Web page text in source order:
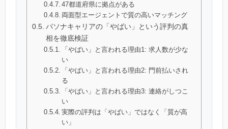
47都道府県に拠点がある
両面型エージェントで質の高いマッチング
パソナキャリアの「やばい」という評判の真
相を徹底検証
「やばい」と言われる理由1: 求人数が少な
い
「やばい」と言われる理由2: 門前払いされ
る
「やばい」と言われる理由3: 連絡がしつこ
い
実際の評判は「やばい」ではなく「質が高
い」